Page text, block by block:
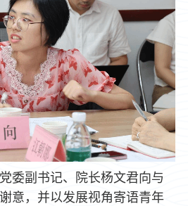
委副书记、院长杨文君向与
意，并以发展视角寄语青年